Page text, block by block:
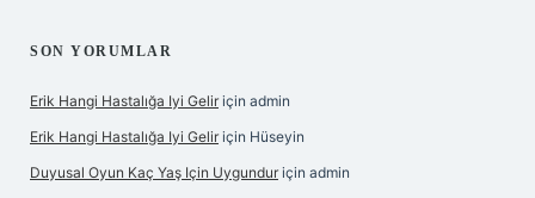
SON YORUMLAR
Erik Hangi Hastalığa Iyi Gelir için admin
Erik Hangi Hastalığa Iyi Gelir için Hüseyin
Duyusal Oyun Kaç Yaş Için Uygundur için admin